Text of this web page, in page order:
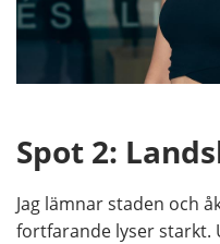
Spot 2:
Jag lämnar staden och
fortfarande lyser starkt.